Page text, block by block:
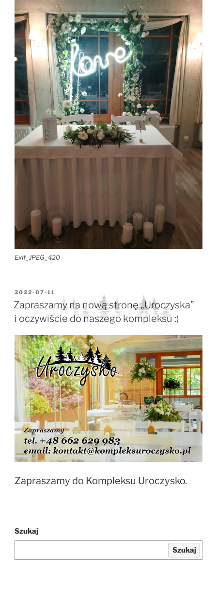
Exif_JPEG_420
OPUBLIKOWANE
W
2022-07-11
Zapraszamy na nową stronę „Uroczyska”
i oczywiście do naszego kompleksu :)
Zapraszamy do Kompleksu Uroczysko.
Szukaj
Szukaj